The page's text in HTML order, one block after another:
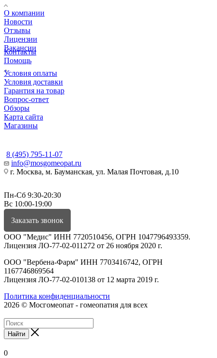
О компании
Новости
Отзывы
Лицензии
Вакансии
Контакты
Помощь
Условия оплаты
Условия доставки
Гарантия на товар
Вопрос-ответ
Обзоры
Карта сайта
Магазины
8 (495) 795-11-07
info@mosgomeopat.ru
г. Москва, м. Бауманская, ул. Малая Почтовая, д.10
Пн-Сб 9:30-20:30
Вс 10:00-19:00
Заказать звонок
ООО "Медис" ИНН 7720510456, ОГРН 1047796493359.
Лицензия ЛО-77-02-011272 от 26 ноября 2020 г.
ООО "Вербена-Фарм" ИНН 7703416742, ОГРН
1167746869564
Лицензия ЛО-77-02-010138 от 12 марта 2019 г.
Политика конфиденциальности
2026 © Мосгомеопат - гомеопатия для всех
Найти
0